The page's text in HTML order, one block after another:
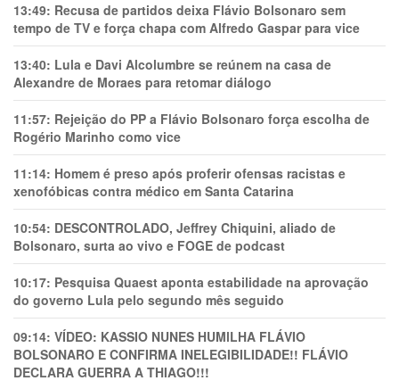
13:49: Recusa de partidos deixa Flávio Bolsonaro sem
tempo de TV e força chapa com Alfredo Gaspar para vice
13:40: Lula e Davi Alcolumbre se reúnem na casa de
Alexandre de Moraes para retomar diálogo
11:57: Rejeição do PP a Flávio Bolsonaro força escolha de
Rogério Marinho como vice
11:14: Homem é preso após proferir ofensas racistas e
xenofóbicas contra médico em Santa Catarina
10:54: DESCONTROLADO, Jeffrey Chiquini, aliado de
Bolsonaro, surta ao vivo e FOGE de podcast
10:17: Pesquisa Quaest aponta estabilidade na aprovação
do governo Lula pelo segundo mês seguido
09:14: VÍDEO: KASSIO NUNES HUMlLHA FLÁVIO
BOLSONARO E CONFIRMA INELEGIBILIDADE!! FLÁVIO
DECLARA GUERRA A THIAGO!!!